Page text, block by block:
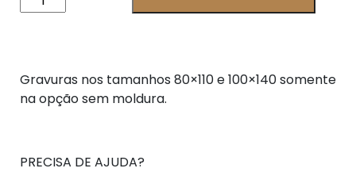
Gravuras nos tamanhos 80×110 e 100×140 somente
na opção sem moldura.
PRECISA DE AJUDA?